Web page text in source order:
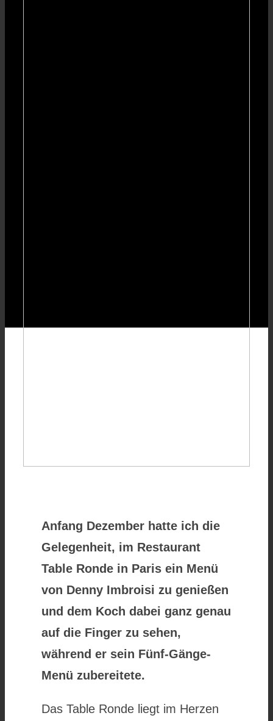
Anfang Dezember hatte ich die
Gelegenheit, im Restaurant
Table Ronde in Paris ein Menü
von Denny Imbroisi zu genießen
und dem Koch dabei ganz genau
auf die Finger zu sehen,
während er sein Fünf-Gänge-
Menü zubereitete.
Das Table Ronde liegt im Herzen